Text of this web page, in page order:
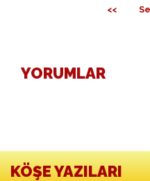
MUSTAFA DALYANOĞLU
MEHMET ALTAN
<<
YORUMLAR
KÖŞE YAZILARI